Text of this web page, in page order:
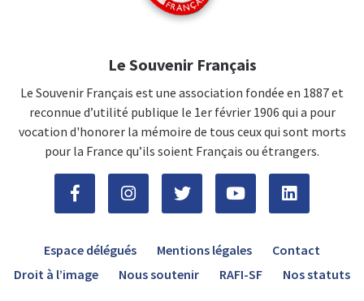
Le Souvenir Français
Le Souvenir Français est une association fondée en 1887 et
reconnue d’utilité publique le 1er février 1906 qui a pour
vocation d'honorer la mémoire de tous ceux qui sont morts
pour la France qu’ils soient Français ou étrangers.
Espace délégués Mentions légales
Contact
Droit à l’image
Nous soutenir RAFI-SF Nos statuts